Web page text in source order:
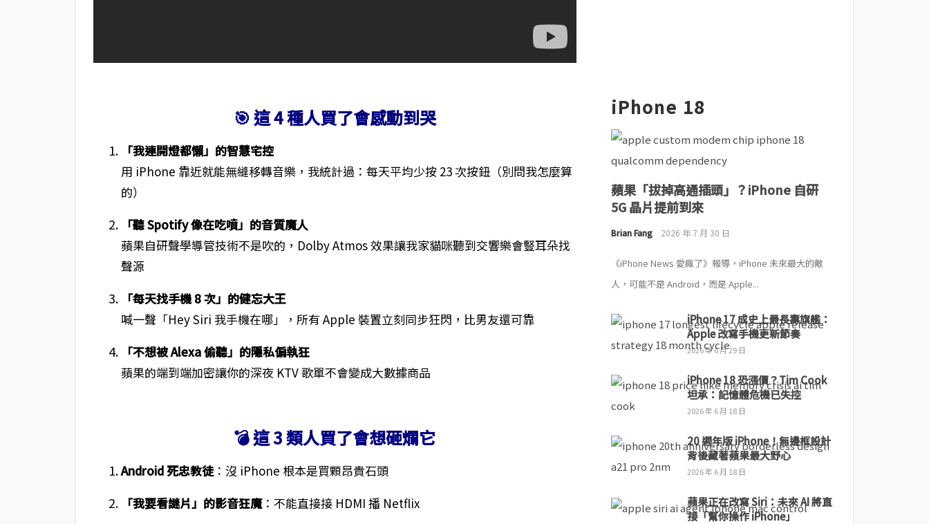
🎯 這 4 種人買了會感動到哭
「我連開燈都懶」的智慧宅控
用 iPhone 靠近就能無縫移轉音樂，我統計過：每天平均少按 23 次按鈕（別問我怎麼算
的）
「聽 Spotify 像在吃噴」的音質魔人
蘋果自研聲學導管技術不是吹的，Dolby Atmos 效果讓我家貓咪聽到交響樂會豎耳朵找
聲源
「每天找手機 8 次」的健忘大王
喊一聲「Hey Siri 我手機在哪」，所有 Apple 裝置立刻同步狂閃，比男友還可靠
「不想被 Alexa 偷聽」的隱私偏執狂
蘋果的端到端加密讓你的深夜 KTV 歌單不會變成大數據商品
💣 這 3 類人買了會想砸爛它
Android 死忠教徒：沒 iPhone 根本是買顆昂貴石頭
「我要看謎片」的影音狂魔：不能直接接 HDMI 播 Netflix
iPhone 18
蘋果「拔掉高通插頭」？iPhone 自研
5G 晶片提前到來
Brian Fang 2026 年 7 月 30 日
《iPhone News 愛瘋了》報導，iPhone 未來最大的敵
人，可能不是 Android，而是 Apple...
iPhone 17 成史上最長壽旗艦：
Apple 改寫手機更新節奏
2026 年 6 月 29 日
iPhone 18 恐漲價？Tim Cook
坦承：記憶體危機已失控
2026 年 6 月 18 日
20 週年版 iPhone！無邊框設計
背後藏著蘋果最大野心
2026 年 6 月 18 日
蘋果正在改寫 Siri：未來 AI 將直
接「幫你操作 iPhone」